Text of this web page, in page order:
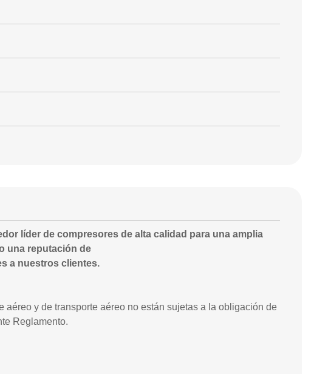
líder de compresores de alta calidad para una amplia
una reputación de
a nuestros clientes.
aéreo y de transporte aéreo no están sujetas a la obligación de
Reglamento.